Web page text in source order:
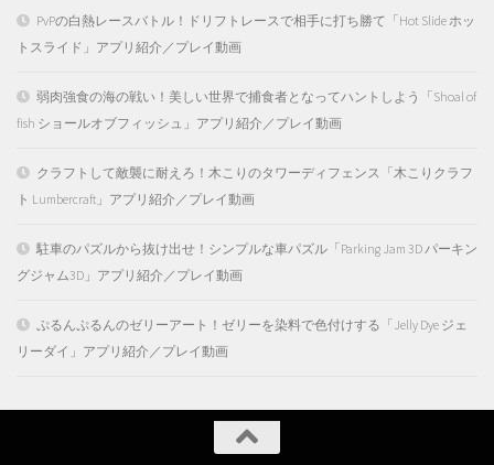
PvPの白熱レースバトル！ドリフトレースで相手に打ち勝て「Hot Slide ホッ
トスライド」アプリ紹介／プレイ動画
弱肉強食の海の戦い！美しい世界で捕食者となってハントしよう「Shoal of
fish ショールオブフィッシュ」アプリ紹介／プレイ動画
クラフトして敵襲に耐えろ！木こりのタワーディフェンス「木こりクラフ
ト Lumbercraft」アプリ紹介／プレイ動画
駐車のパズルから抜け出せ！シンプルな車パズル「Parking Jam 3D パーキン
グジャム3D」アプリ紹介／プレイ動画
ぷるんぷるんのゼリーアート！ゼリーを染料で色付けする「Jelly Dye ジェ
リーダイ」アプリ紹介／プレイ動画